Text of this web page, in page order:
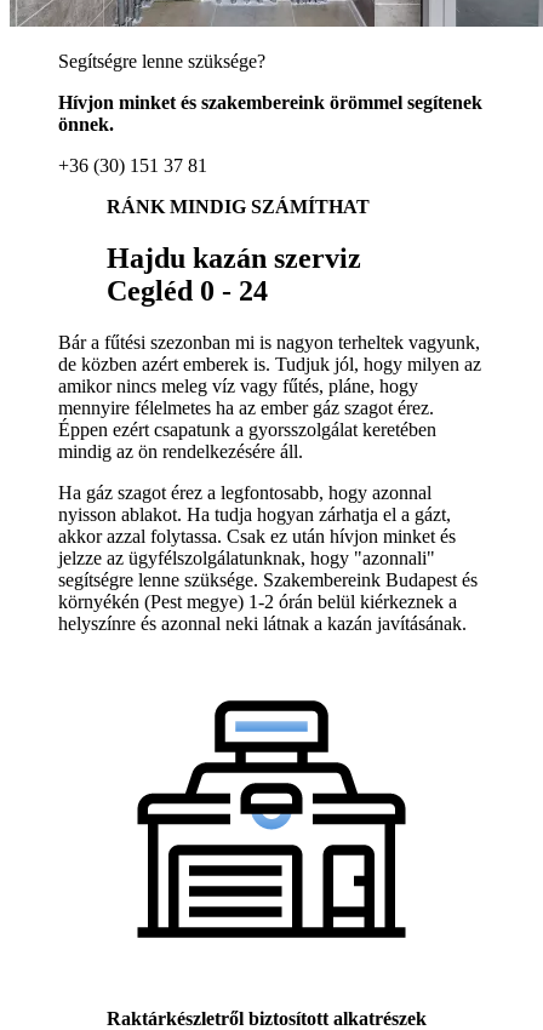
Segítségre lenne szüksége?
Hívjon minket és szakembereink örömmel segítenek
önnek.
+36 (30) 151 37 81
RÁNK MINDIG SZÁMÍTHAT
Hajdu kazán szerviz
Cegléd 0 - 24
Bár a fűtési szezonban mi is nagyon terheltek vagyunk,
de közben azért emberek is. Tudjuk jól, hogy milyen az
amikor nincs meleg víz vagy fűtés, pláne, hogy
mennyire félelmetes ha az ember gáz szagot érez.
Éppen ezért csapatunk a gyorsszolgálat keretében
mindig az ön rendelkezésére áll.
Ha gáz szagot érez a legfontosabb, hogy azonnal
nyisson ablakot. Ha tudja hogyan zárhatja el a gázt,
akkor azzal folytassa. Csak ez után hívjon minket és
jelzze az ügyfélszolgálatunknak, hogy "azonnali"
segítségre lenne szüksége. Szakembereink Budapest és
környékén (Pest megye) 1-2 órán belül kiérkeznek a
helyszínre és azonnal neki látnak a kazán javításának.
Raktárkészletről biztosított alkatrészek